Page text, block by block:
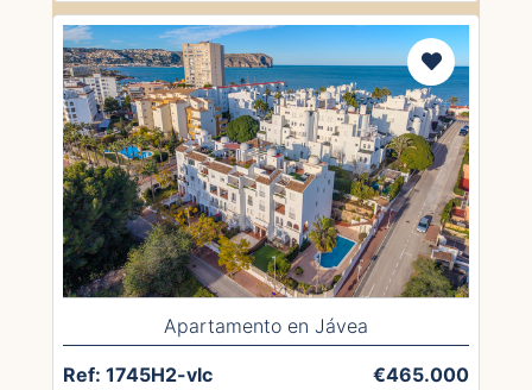
Apartamento en Jávea
Ref: 1745H2-vlc €465.000